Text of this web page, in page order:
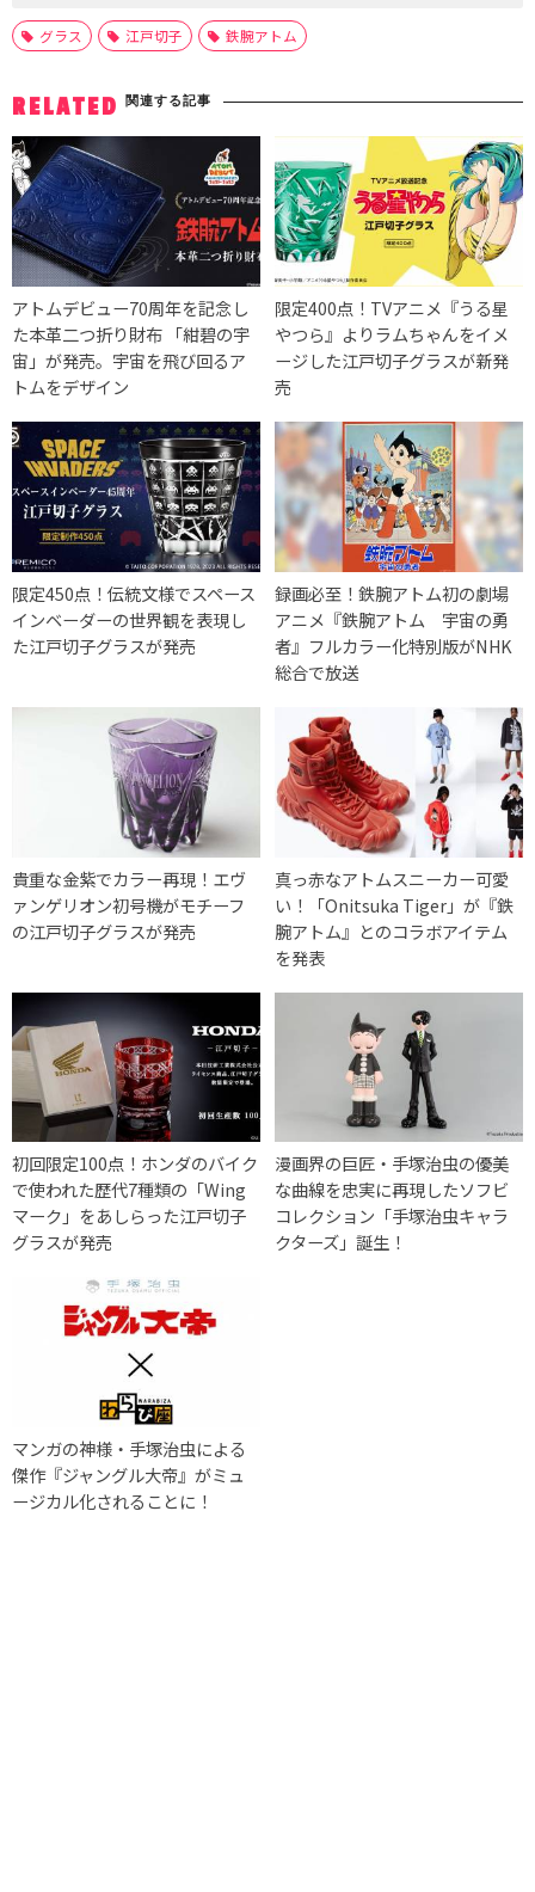
グラス 江戸切子 鉄腕アトム
RELATED 関連する記事
アトムデビュー70周年を記念し
た本革二つ折り財布 「紺碧の宇
宙」が発売。宇宙を飛び回るア
トムをデザイン
限定400点！TVアニメ『うる星
やつら』よりラムちゃんをイメ
ージした江戸切子グラスが新発
売
限定450点！伝統文様でスペース
インベーダーの世界観を表現し
た江戸切子グラスが発売
録画必至！鉄腕アトム初の劇場
アニメ『鉄腕アトム 宇宙の勇
者』フルカラー化特別版がNHK
総合で放送
貴重な金紫でカラー再現！エヴ
ァンゲリオン初号機がモチーフ
の江戸切子グラスが発売
真っ赤なアトムスニーカー可愛
い！「Onitsuka Tiger」が『鉄
腕アトム』とのコラボアイテム
を発表
初回限定100点！ホンダのバイク
で使われた歴代7種類の「Wing
マーク」をあしらった江戸切子
グラスが発売
漫画界の巨匠・手塚治虫の優美
な曲線を忠実に再現したソフビ
コレクション「手塚治虫キャラ
クターズ」誕生！
マンガの神様・手塚治虫による
傑作『ジャングル大帝』がミュ
ージカル化されることに！